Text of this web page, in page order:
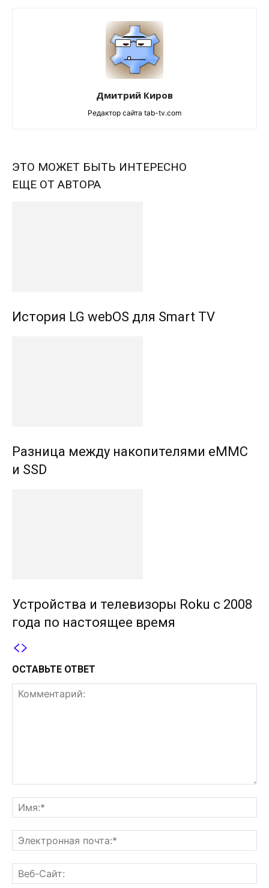
Дмитрий Киров
Редактор сайта tab-tv.com
ЭТО МОЖЕТ БЫТЬ ИНТЕРЕСНО
ЕЩЕ ОТ АВТОРА
История LG webOS для Smart TV
Разница между накопителями eMMC
и SSD
Устройства и телевизоры Roku с 2008
года по настоящее время
ОСТАВЬТЕ ОТВЕТ